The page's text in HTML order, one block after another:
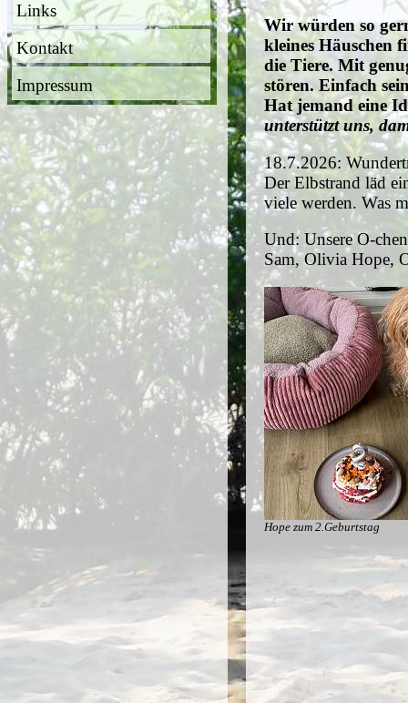
Links
Kontakt
Impressum
Wir würden so
kleines Häuschen
die Tiere. Mit
stören. Einfach
Hat jemand eine
unterstützt uns,
18.7.2026:
Der Elbstrand läd
viele werden. Was
Und: Unsere O-
Sam, Olivia Hope,
Hope zum 2.Geburtstag